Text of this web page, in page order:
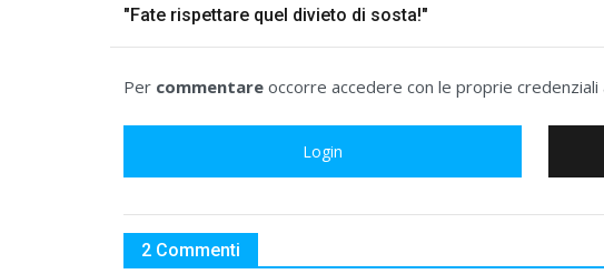
"Fate rispettare quel divieto di sosta!"
Per commentare occorre accedere con le proprie
Login
2 Commenti